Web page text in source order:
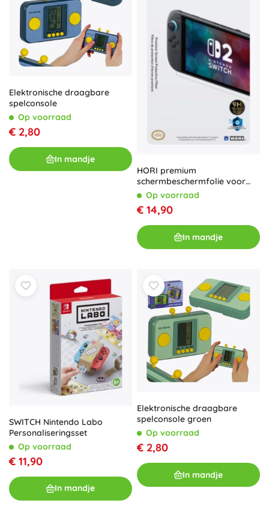
Elektronische draagbare
spelconsole
Op voorraad
€ 2,80
In mandje
HORI premium
schermbeschermfolie voor
Nintendo Switch 2
Op voorraad
€ 14,90
In mandje
SWITCH Nintendo Labo
Personaliseringsset
Op voorraad
€ 11,90
In mandje
Elektronische draagbare
spelconsole groen
Op voorraad
€ 2,80
In mandje